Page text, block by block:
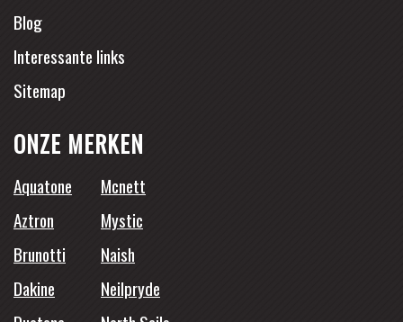
Blog
Interessante links
Sitemap
ONZE MERKEN
Aquatone
Mcnett
Aztron
Mystic
Brunotti
Naish
Dakine
Neilpryde